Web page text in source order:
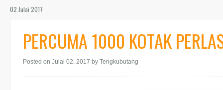
02 Julai 2017
PERCUMA 1000 KOTAK
Posted on Julai 02, 2017 by Tengkubutang